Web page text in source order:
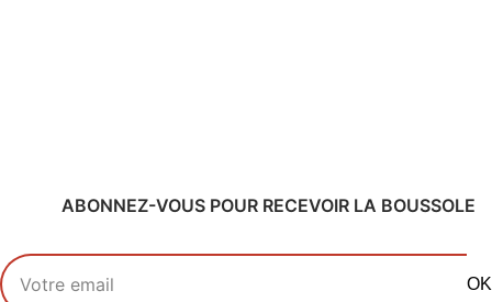
ABONNEZ-VOUS POUR RECEVOIR LA BOUSSOLE
Votre adresse email
OK